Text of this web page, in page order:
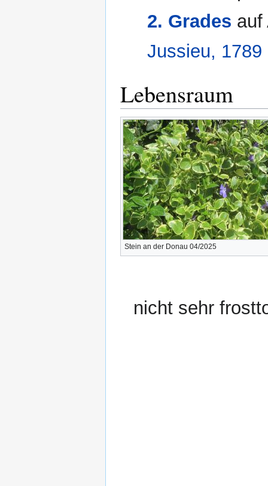
2. Grades
Jussieu,
Lebensraum
Stein an der Donau 04/2025
nicht sehr